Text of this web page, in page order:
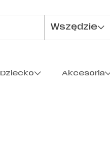
Wszędzie
Dziecko Akcesoria